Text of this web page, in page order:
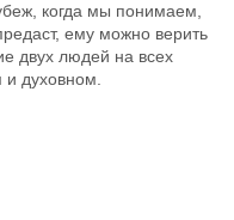
когда мы понимаем,
ему можно верить
двух людей на всех
и духовном.